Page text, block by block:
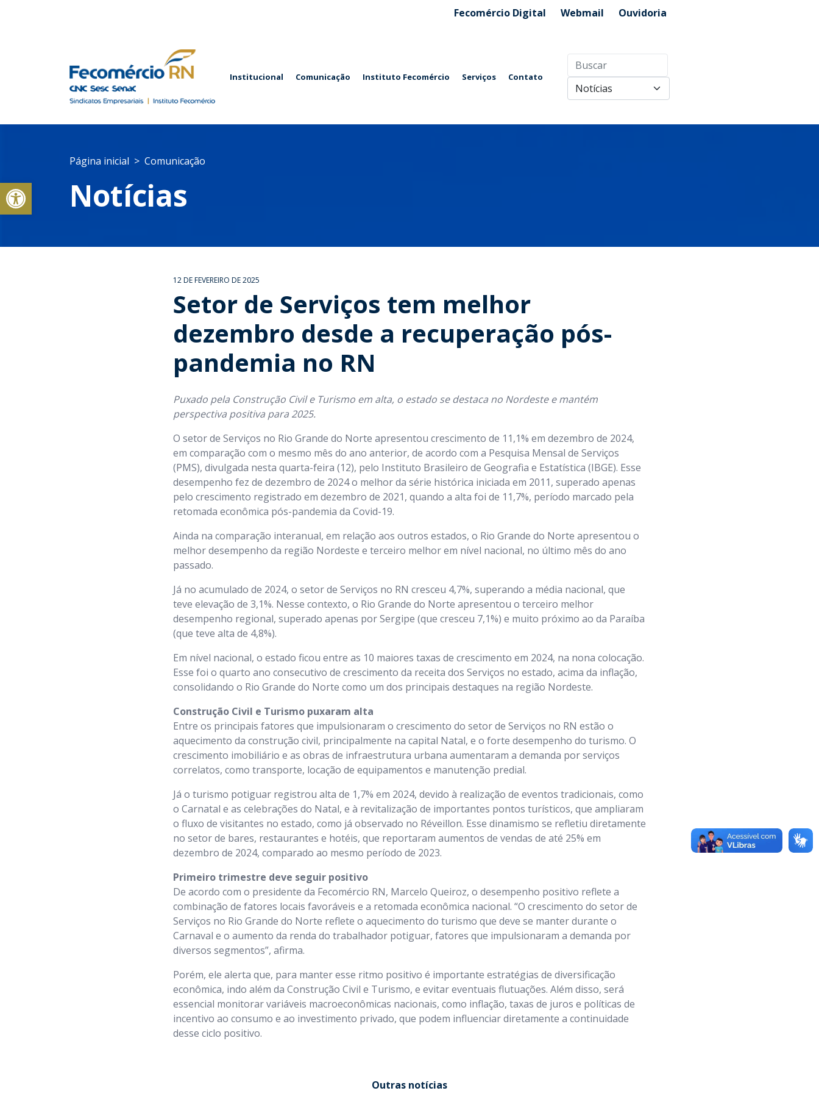
Abrir a barra de ferramentas
Fecomércio Digital Webmail Ouvidoria
Institucional Comunicação Instituto Fecomércio Serviços Contato
Página inicial Comunicação
Notícias
12 DE FEVEREIRO DE 2025
Setor de Serviços tem melhor
dezembro desde a recuperação pós-
pandemia no RN
Puxado pela Construção Civil e Turismo em alta, o estado se destaca no Nordeste e mantém
perspectiva positiva para 2025.
O setor de Serviços no Rio Grande do Norte apresentou crescimento de 11,1% em dezembro de 2024,
em comparação com o mesmo mês do ano anterior, de acordo com a Pesquisa Mensal de Serviços
(PMS), divulgada nesta quarta-feira (12), pelo Instituto Brasileiro de Geografia e Estatística (IBGE). Esse
desempenho fez de dezembro de 2024 o melhor da série histórica iniciada em 2011, superado apenas
pelo crescimento registrado em dezembro de 2021, quando a alta foi de 11,7%, período marcado pela
retomada econômica pós-pandemia da Covid-19.
Ainda na comparação interanual, em relação aos outros estados, o Rio Grande do Norte apresentou o
melhor desempenho da região Nordeste e terceiro melhor em nível nacional, no último mês do ano
passado.
Já no acumulado de 2024, o setor de Serviços no RN cresceu 4,7%, superando a média nacional, que
teve elevação de 3,1%. Nesse contexto, o Rio Grande do Norte apresentou o terceiro melhor
desempenho regional, superado apenas por Sergipe (que cresceu 7,1%) e muito próximo ao da Paraíba
(que teve alta de 4,8%).
Em nível nacional, o estado ficou entre as 10 maiores taxas de crescimento em 2024, na nona colocação.
Esse foi o quarto ano consecutivo de crescimento da receita dos Serviços no estado, acima da inflação,
consolidando o Rio Grande do Norte como um dos principais destaques na região Nordeste.
Construção Civil e Turismo puxaram alta
Entre os principais fatores que impulsionaram o crescimento do setor de Serviços no RN estão o
aquecimento da construção civil, principalmente na capital Natal, e o forte desempenho do turismo. O
crescimento imobiliário e as obras de infraestrutura urbana aumentaram a demanda por serviços
correlatos, como transporte, locação de equipamentos e manutenção predial.
Já o turismo potiguar registrou alta de 1,7% em 2024, devido à realização de eventos tradicionais, como
o Carnatal e as celebrações do Natal, e à revitalização de importantes pontos turísticos, que ampliaram
o fluxo de visitantes no estado, como já observado no Réveillon. Esse dinamismo se refletiu diretamente
no setor de bares, restaurantes e hotéis, que reportaram aumentos de vendas de até 25% em
dezembro de 2024, comparado ao mesmo período de 2023.
Primeiro trimestre deve seguir positivo
De acordo com o presidente da Fecomércio RN, Marcelo Queiroz, o desempenho positivo reflete a
combinação de fatores locais favoráveis e a retomada econômica nacional. “O crescimento do setor de
Serviços no Rio Grande do Norte reflete o aquecimento do turismo que deve se manter durante o
Carnaval e o aumento da renda do trabalhador potiguar, fatores que impulsionaram a demanda por
diversos segmentos”, afirma.
Porém, ele alerta que, para manter esse ritmo positivo é importante estratégias de diversificação
econômica, indo além da Construção Civil e Turismo, e evitar eventuais flutuações. Além disso, será
essencial monitorar variáveis macroeconômicas nacionais, como inflação, taxas de juros e políticas de
incentivo ao consumo e ao investimento privado, que podem influenciar diretamente a continuidade
desse ciclo positivo.
Outras notícias